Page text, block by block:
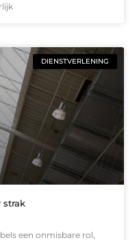
DIENSTVERLENING
strak
een onmisbare rol,